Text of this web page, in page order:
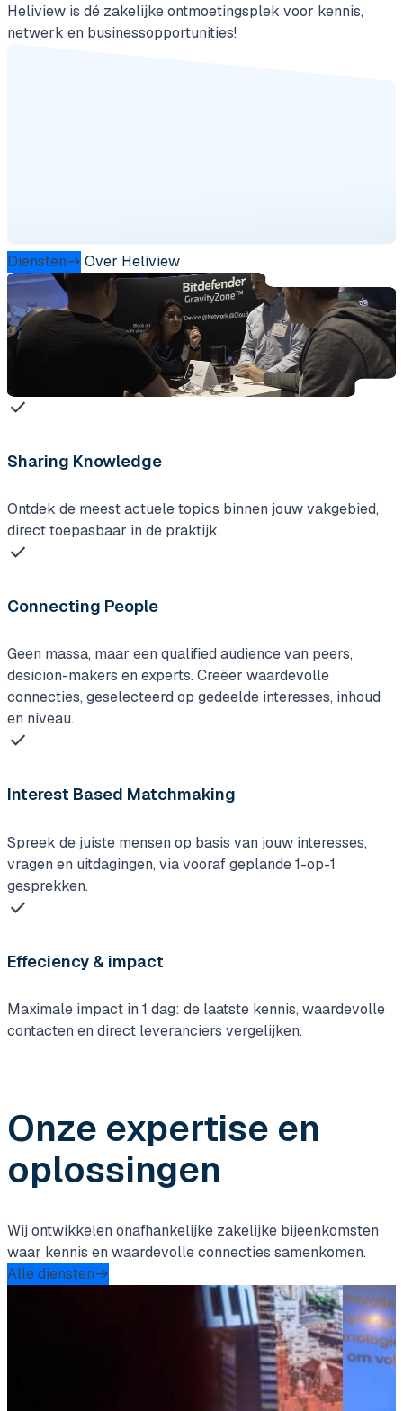
Heliview is dé zakelijke ontmoetingsplek voor kennis,
netwerk en businessopportunities!
Diensten Over Heliview
check
Sharing Knowledge
Ontdek de meest actuele topics binnen jouw vakgebied,
direct toepasbaar in de praktijk.
check
Connecting People
Geen massa, maar een qualified audience van peers,
desicion-makers en experts. Creëer waardevolle
connecties, geselecteerd op gedeelde interesses, inhoud
en niveau.
check
Interest Based Matchmaking
Spreek de juiste mensen op basis van jouw interesses,
vragen en uitdagingen, via vooraf geplande 1-op-1
gesprekken.
check
Effeciency & impact
Maximale impact in 1 dag: de laatste kennis, waardevolle
contacten en direct leveranciers vergelijken.
Onze expertise en
oplossingen
Wij ontwikkelen onafhankelijke zakelijke bijeenkomsten
waar kennis en waardevolle connecties samenkomen.
Alle diensten